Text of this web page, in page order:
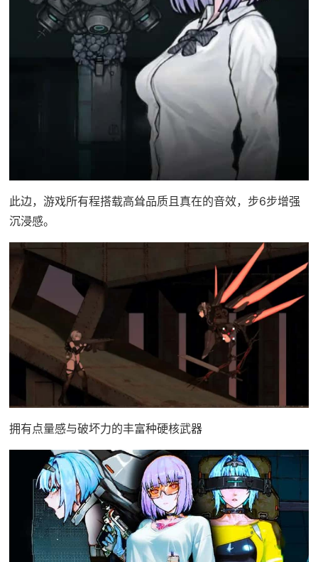
此边，游戏所有程搭载高耸品质且真在的音效，步6步增强
沉浸感。
拥有点量感与破坏力的丰富种硬核武器